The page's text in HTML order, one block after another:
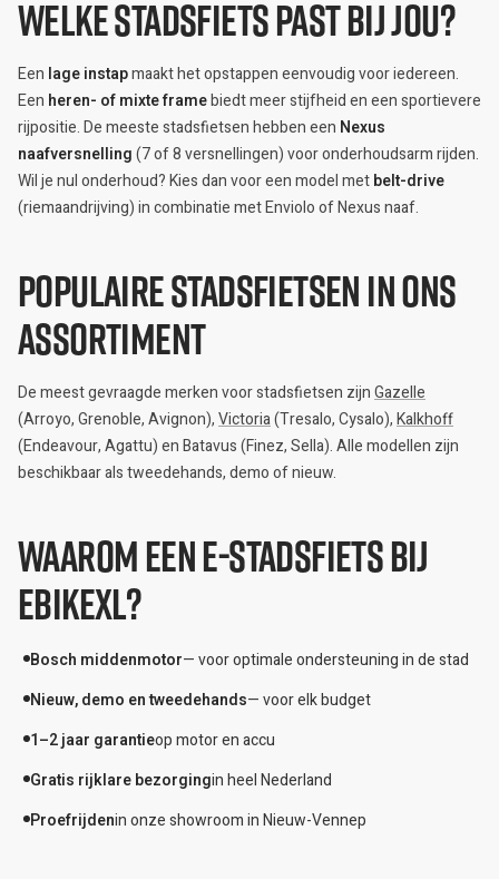
Welke stadsfiets past bij jou?
Een lage instapmaakt het opstappen eenvoudig voor iedereen.
Een heren- of mixte framebiedt meer stijfheid en een sportievere
rijpositie. De meeste stadsfietsen hebben een Nexus
naafversnelling(7 of 8 versnellingen) voor onderhoudsarm rijden.
Wil je nul onderhoud? Kies dan voor een model metbelt-drive
(riemaandrijving) in combinatie met Enviolo of Nexus naaf.
Populaire stadsfietsen in ons
assortiment
De meest gevraagde merken voor stadsfietsen zijnGazelle
(Arroyo, Grenoble, Avignon),Victoria(Tresalo, Cysalo),Kalkhoff
(Endeavour, Agattu) en Batavus (Finez, Sella). Alle modellen zijn
beschikbaar als tweedehands, demo of nieuw.
Waarom een e-stadsfiets bij
eBikeXL?
Bosch middenmotor— voor optimale ondersteuning in de stad
Nieuw, demo en tweedehands— voor elk budget
1–2 jaar garantieop motor en accu
Gratis rijklare bezorgingin heel Nederland
Proefrijdenin onze showroom in Nieuw-Vennep